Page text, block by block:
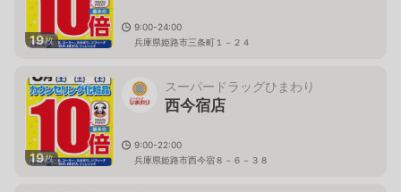
19枚
9:00-24:00
兵庫県姫路市三条町１－２４
19枚
スーパードラッグひまわり
西今宿店
9:00-22:00
兵庫県姫路市西今宿８－６－３８